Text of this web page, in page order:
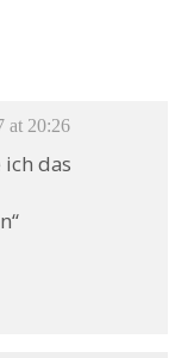
at 20:26
das